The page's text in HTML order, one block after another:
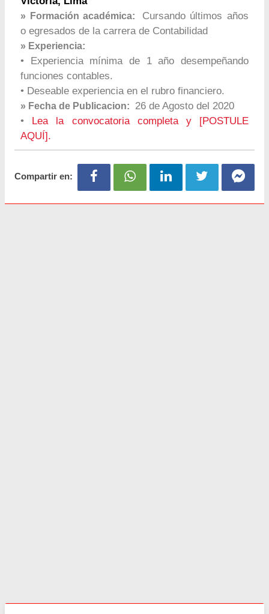
» Formación académica:
Cursando últimos años
o egresados de la carrera de Contabilidad
» Experiencia:
• Experiencia mínima de 1 año desempeñando
funciones contables.
• Deseable experiencia en el rubro financiero.
» Fecha de Publicacion:
26 de Agosto del 2020
•
Lea la convocatoria completa y [POSTULE
AQUÍ].
Compartir en: